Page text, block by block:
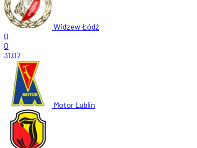
Widzew Łódź
0
0
31.07
Motor Lublin